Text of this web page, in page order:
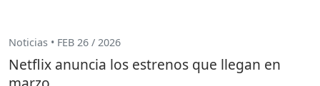
Noticias • FEB 26 / 2026
Netflix anuncia los estrenos que llegan en